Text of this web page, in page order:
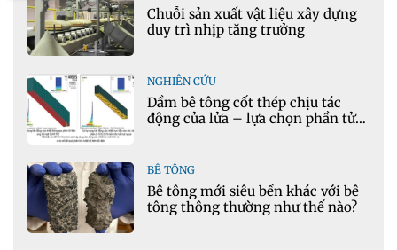
Chuỗi sản xuất vật liệu xây dựng
duy trì nhịp tăng trưởng
NGHIÊN CỨU
Dầm bê tông cốt thép chịu tác
động của lửa – lựa chọn phần tử
BÊ TÔNG
Bê tông mới siêu bền khác với bê
tông thông thường như thế nào?